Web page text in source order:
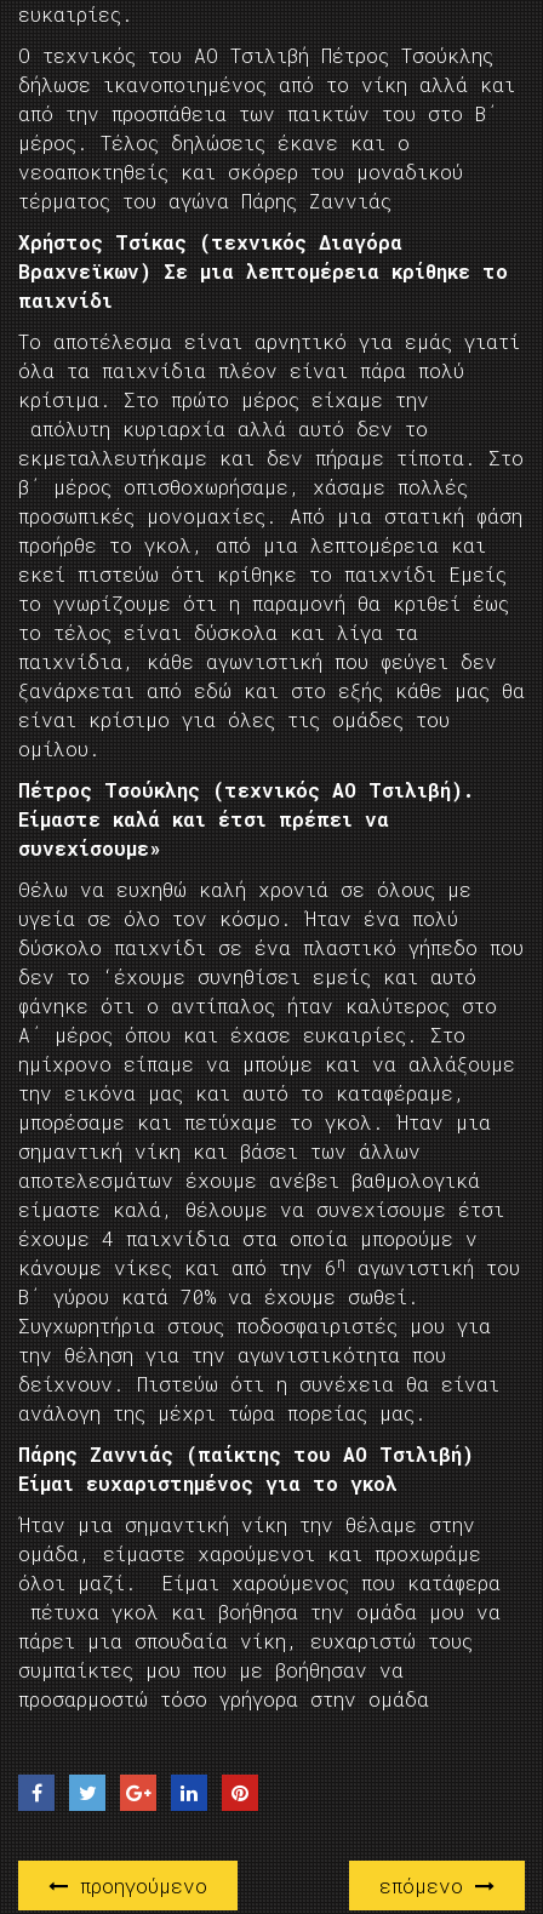
ευκαιρίες.
Ο τεχνικός του ΑΟ Τσιλιβή Πέτρος Τσούκλης
δήλωσε ικανοποιημένος από το νίκη αλλά και
από την προσπάθεια των παικτών του στο Β΄
μέρος. Τέλος δηλώσεις έκανε και ο
νεοαποκτηθείς και σκόρερ του μοναδικού
τέρματος του αγώνα Πάρης Ζαννιάς
Χρήστος Τσίκας (τεχνικός Διαγόρα
Βραχνεϊκων) Σε μια λεπτομέρεια κρίθηκε το
παιχνίδι
Το αποτέλεσμα είναι αρνητικό για εμάς γιατί
όλα τα παιχνίδια πλέον είναι πάρα πολύ
κρίσιμα. Στο πρώτο μέρος είχαμε την
απόλυτη κυριαρχία αλλά αυτό δεν το
εκμεταλλευτήκαμε και δεν πήραμε τίποτα. Στο
β΄ μέρος οπισθοχωρήσαμε, χάσαμε πολλές
προσωπικές μονομαχίες. Από μια στατική φάση
προήρθε το γκολ, από μια λεπτομέρεια και
εκεί πιστεύω ότι κρίθηκε το παιχνίδι Εμείς
το γνωρίζουμε ότι η παραμονή θα κριθεί έως
το τέλος είναι δύσκολα και λίγα τα
παιχνίδια, κάθε αγωνιστική που φεύγει δεν
ξανάρχεται από εδώ και στο εξής κάθε μας θα
είναι κρίσιμο για όλες τις ομάδες του
ομίλου.
Πέτρος Τσούκλης (τεχνικός ΑΟ Τσιλιβή).
Είμαστε καλά και έτσι πρέπει να
συνεχίσουμε»
Θέλω να ευχηθώ καλή χρονιά σε όλους με
υγεία σε όλο τον κόσμο. Ήταν ένα πολύ
δύσκολο παιχνίδι σε ένα πλαστικό γήπεδο που
δεν το ‘έχουμε συνηθίσει εμείς και αυτό
φάνηκε ότι ο αντίπαλος ήταν καλύτερος στο
Α΄ μέρος όπου και έχασε ευκαιρίες. Στο
ημίχρονο είπαμε να μπούμε και να αλλάξουμε
την εικόνα μας και αυτό το καταφέραμε,
μπορέσαμε και πετύχαμε το γκολ. Ήταν μια
σημαντική νίκη και βάσει των άλλων
αποτελεσμάτων έχουμε ανέβει βαθμολογικά
είμαστε καλά, θέλουμε να συνεχίσουμε έτσι
έχουμε 4 παιχνίδια στα οποία μπορούμε ν
κάνουμε νίκες και από την 6η
αγωνιστική του
Β΄ γύρου κατά 70% να έχουμε σωθεί.
Συγχωρητήρια στους ποδοσφαιριστές μου για
την θέληση για την αγωνιστικότητα που
δείχνουν. Πιστεύω ότι η συνέχεια θα είναι
ανάλογη της μέχρι τώρα πορείας μας.
Πάρης Ζαννιάς (παίκτης του ΑΟ Τσιλιβή)
Είμαι ευχαριστημένος για το γκολ
Ήταν μια σημαντική νίκη την θέλαμε στην
ομάδα, είμαστε χαρούμενοι και προχωράμε
όλοι μαζί. Είμαι χαρούμενος που κατάφερα
πέτυχα γκολ και βοήθησα την ομάδα μου να
πάρει μια σπουδαία νίκη, ευχαριστώ τους
συμπαίκτες μου που με βοήθησαν να
προσαρμοστώ τόσο γρήγορα στην ομάδα
προηγούμενο επόμενο